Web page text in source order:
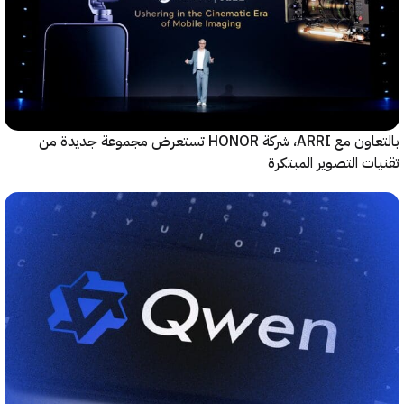
بالتعاون مع ARRI، شركة HONOR تستعرض مجموعة جديدة من
التصوير المبتكرة